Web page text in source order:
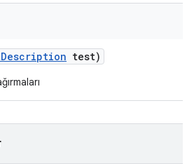
Description test)